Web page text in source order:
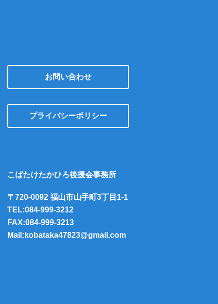
お問い合わせ
プライバシーポリシー
こばたけたかひろ後援会事務所
〒720-0092 福山市山手町3丁目1-1
TEL:084-999-3212
FAX:084-999-3213
Mail:kobataka47823@gmail.com